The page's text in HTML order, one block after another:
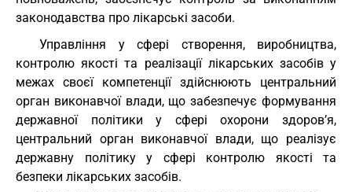
законодавства про лікарські засоби.
Управління у сфері створення, виробництва,
контролю якості та реалізації лікарських засобів у
межах своєї компетенції здійснюють центральний
орган виконавчої влади, що забезпечує формування
державної політики у сфері охорони здоров’я,
центральний орган виконавчої влади, що реалізує
державну політику у сфері контролю якості та
безпеки лікарських засобів.